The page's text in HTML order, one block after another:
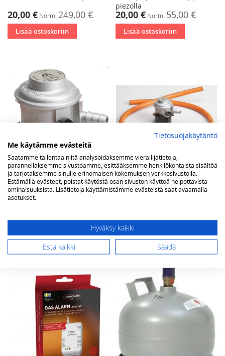
Tarjoushinta
20,00 € Norm. 249,00 €
Lisää ostoskoriin
piezolla
Tarjoushinta
20,00 € Norm. 55,00 €
Lisää ostoskoriin
Painettava
matalapainesäädin 30 mbar
23,00 €
Ei varastossa
Letkusäädinpaketti
29,00 €
Lisää ostoskoriin
Tietosuojakäytäntö
Me käytämme evästeitä
Saatamme tallentaa niitä analysoidaksemme vierailijatietoja,
parannellaksemme sivustoamme, esittääksemme henkilökohtaista sisältöä
ja tarjotaksemme sinulle erinomaisen kokemuksen verkkosivustolla.
Estämällä evästeet, poistat käytöstä osan sivuston käyttöä helpottavista
ominaisuuksista. Lisätietoja käyttämistämme evästeistä saat avaamalla
asetukset.
Hyväksy kaikki
Estä kaikki
Säädä